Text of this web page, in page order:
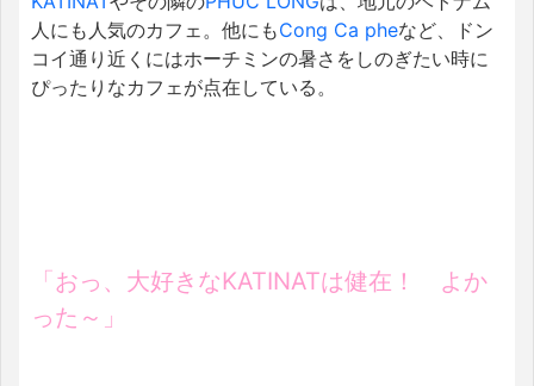
人にも人気のカフェ。他にもCong Ca pheなど、ドン
コイ通り近くにはホーチミンの暑さをしのぎたい時に
ぴったりなカフェが点在している。
「おっ、大好きなKATINATは健在！ よか
った～」